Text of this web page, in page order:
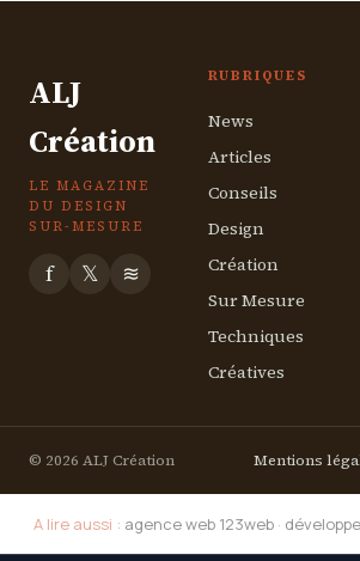
ALJ
Création
LE MAGAZINE
DU DESIGN
SUR-MESURE
f 𝕏 ≋
RUBRIQUES
News
Articles
Conseils
Design
Création
Sur Mesure
Techniques
Créatives
© 2026 ALJ Création Mentions
A lire aussi : agence web 123web·